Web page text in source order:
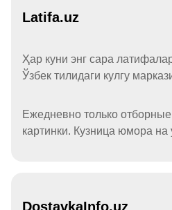
Latifa.uz
Ҳар куни энг сара
Ўзбек тилидаги кулгу
Ежедневно только
картинки. Кузница юмора на
DostavkaInfo.uz